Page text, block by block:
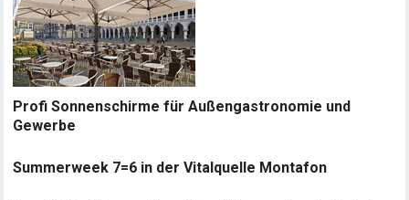
Profi Sonnenschirme für Außengastronomie und
Gewerbe
Summerweek 7=6 in der Vitalquelle Montafon